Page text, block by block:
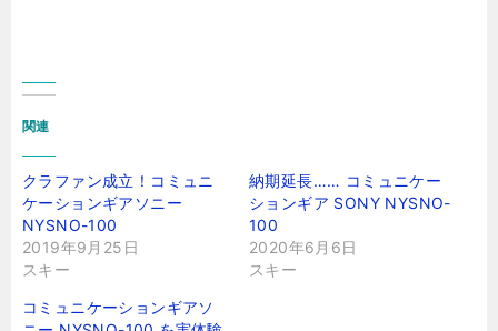
関連
クラファン成立！コミュニ
ケーションギアソニー
NYSNO-100
2019年9月25日
スキー
納期延長…… コミュニケー
ションギア SONY NYSNO-
100
2020年6月6日
スキー
コミュニケーションギアソ